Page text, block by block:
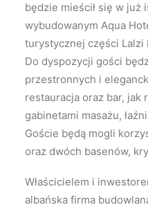
będzie mieścił się w już
wybudowanym Aqua
turystycznej części Lalzi
Do dyspozycji gości
przestronnych i
restauracja oraz bar, jak
gabinetami masażu,
Goście będą mogli
oraz dwóch basenów,
Właścicielem i
albańska firma